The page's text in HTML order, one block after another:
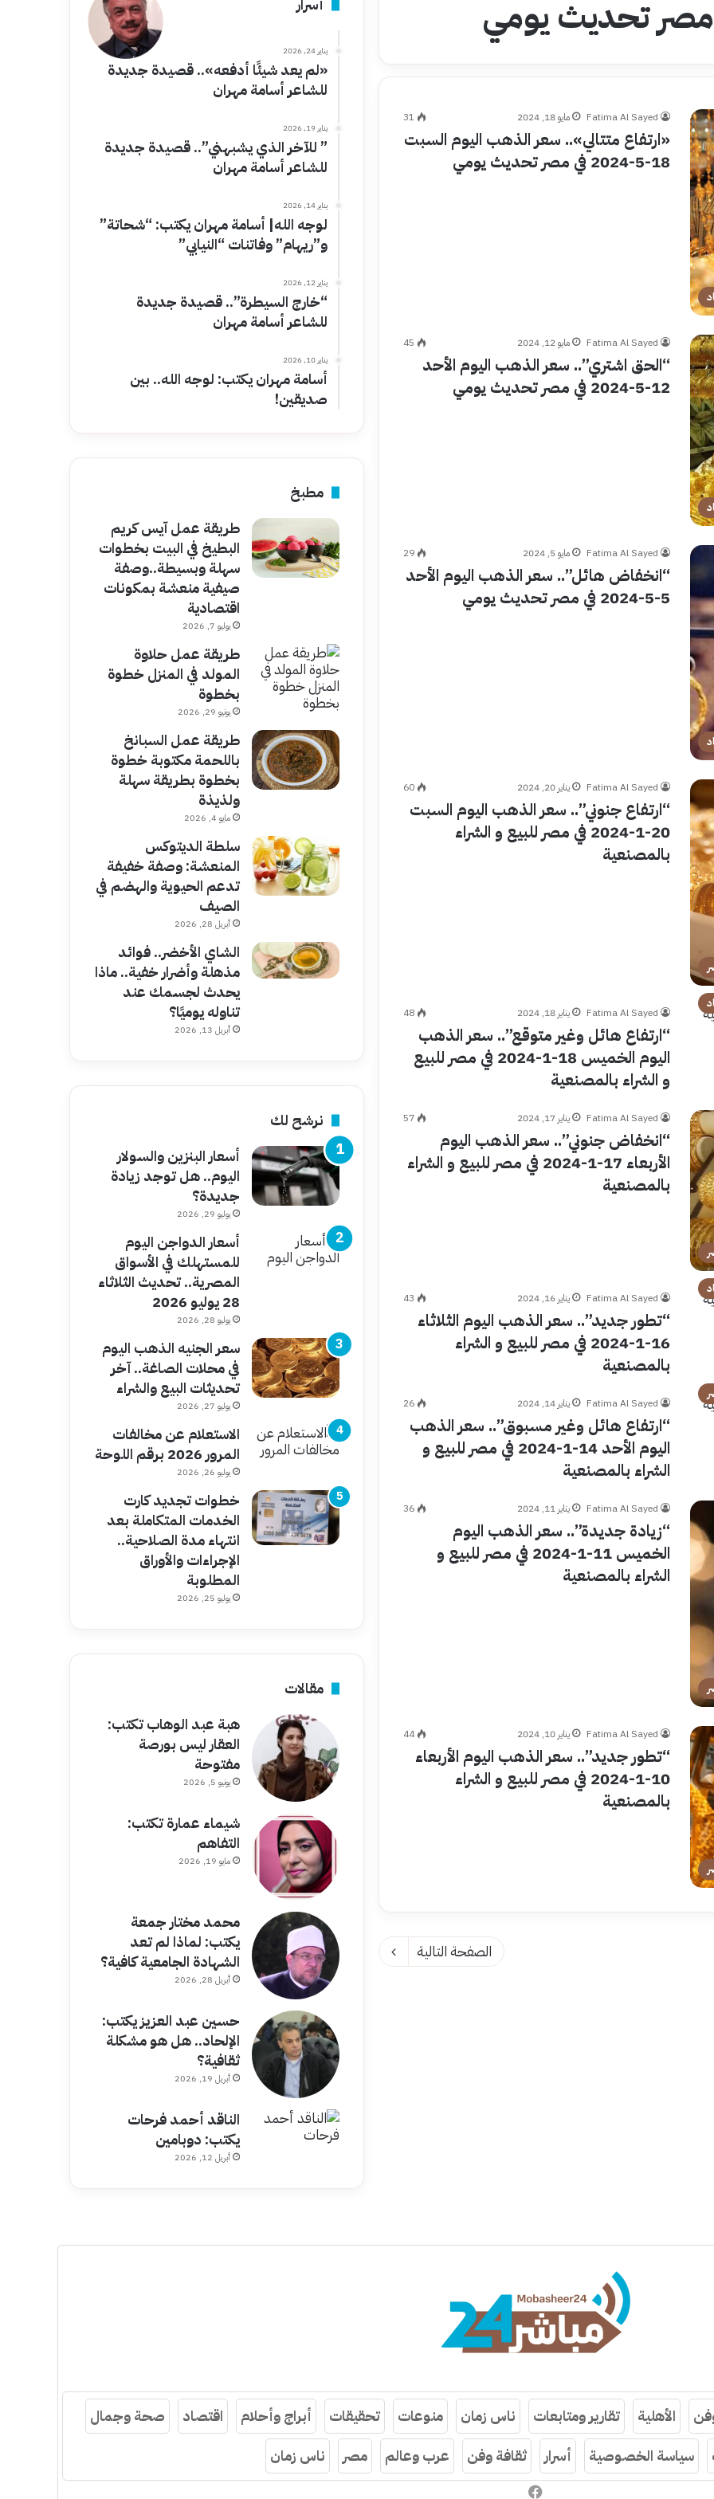
مصر تحديث يومي
Fatima Al Sayed مايو 18, 2024 31
«ارتفاع متتالي».. سعر الذهب اليوم السبت
18-5-2024 في مصر تحديث يومي
Fatima Al Sayed مايو 12, 2024 45
“الحق اشتري”.. سعر الذهب اليوم الأحد
12-5-2024 في مصر تحديث يومي
Fatima Al Sayed مايو 5, 2024 29
“انخفاض هائل”.. سعر الذهب اليوم الأحد
5-5-2024 في مصر تحديث يومي
Fatima Al Sayed يناير 20, 2024 60
“ارتفاع جنوني”.. سعر الذهب اليوم السبت
20-1-2024 في مصر للبيع و الشراء
بالمصنعية
Fatima Al Sayed يناير 18, 2024 48
“ارتفاع هائل وغير متوقع”.. سعر الذهب
اليوم الخميس 18-1-2024 في مصر للبيع
و الشراء بالمصنعية
Fatima Al Sayed يناير 17, 2024 57
“انخفاض جنوني”.. سعر الذهب اليوم
الأربعاء 17-1-2024 في مصر للبيع و الشراء
بالمصنعية
Fatima Al Sayed يناير 16, 2024 43
“تطور جديد”.. سعر الذهب اليوم الثلاثاء
16-1-2024 في مصر للبيع و الشراء
بالمصنعية
Fatima Al Sayed يناير 14, 2024 26
“ارتفاع هائل وغير مسبوق”.. سعر الذهب
اليوم الأحد 14-1-2024 في مصر للبيع و
الشراء بالمصنعية
Fatima Al Sayed يناير 11, 2024 36
“زيادة جديدة”.. سعر الذهب اليوم
الخميس 11-1-2024 في مصر للبيع و
الشراء بالمصنعية
Fatima Al Sayed يناير 10, 2024 44
“تطور جديد”.. سعر الذهب اليوم الأربعاء
10-1-2024 في مصر للبيع و الشراء
بالمصنعية
الصفحة التالية
أسرار
يناير 24, 2026
«لم يعد شيئًا أدفعه».. قصيدة جديدة
للشاعر أسامة مهران
يناير 19, 2026
” للآخر الذي يشبهني”.. قصيدة جديدة
للشاعر أسامة مهران
يناير 14, 2026
لوجه الله| أسامة مهران يكتب: “شحاتة”
و”ريهام” وفاتنات “النيابي”
يناير 12, 2026
“خارج السيطرة”.. قصيدة جديدة
للشاعر أسامة مهران
يناير 10, 2026
أسامة مهران يكتب: لوجه الله.. بين
صديقين!
مطبخ
طريقة عمل آيس كريم
البطيخ في البيت بخطوات
سهلة وبسيطة..وصفة
صيفية منعشة بمكونات
اقتصادية
يوليو 7, 2026
طريقة عمل حلاوة
المولد في المنزل خطوة
بخطوة
يونيو 29, 2026
طريقة عمل السبانخ
باللحمة مكتوبة خطوة
بخطوة بطريقة سهلة
ولذيذة
مايو 4, 2026
سلطة الديتوكس
المنعشة: وصفة خفيفة
تدعم الحيوية والهضم في
الصيف
أبريل 28, 2026
الشاي الأخضر.. فوائد
مذهلة وأضرار خفية.. ماذا
يحدث لجسمك عند
تناوله يوميًا؟
أبريل 13, 2026
نرشح لك
أسعار البنزين والسولار
اليوم.. هل توجد زيادة
جديدة؟
يوليو 29, 2026
أسعار الدواجن اليوم
للمستهلك في الأسواق
المصرية.. تحديث الثلاثاء
28 يوليو 2026
يوليو 28, 2026
سعر الجنيه الذهب اليوم
في محلات الصاغة.. آخر
تحديثات البيع والشراء
يوليو 27, 2026
الاستعلام عن مخالفات
المرور 2026 برقم اللوحة
يوليو 26, 2026
خطوات تجديد كارت
الخدمات المتكاملة بعد
انتهاء مدة الصلاحية..
الإجراءات والأوراق
المطلوبة
يوليو 25, 2026
مقالات
هبة عبد الوهاب تكتب:
العقار ليس بورصة
مفتوحة
يونيو 5, 2026
شيماء عمارة تكتب:
التفاهم
مايو 19, 2026
محمد مختار جمعة
يكتب: لماذا لم تعد
الشهادة الجامعية كافية؟
أبريل 28, 2026
حسين عبد العزيز يكتب:
الإلحاد.. هل هو مشكلة
ثقافية؟
أبريل 19, 2026
الناقد أحمد فرحات
يكتب: دوبامين
أبريل 12, 2026
الأهلية تقارير ومتابعات ناس زمان منوعات تحقيقات أبراج وأحلام اقتصاد
صحة وجمال
سياسة الخصوصية أسرار ثقافة وفن عرب وعالم مصر
ناس زمان
فيسبوك